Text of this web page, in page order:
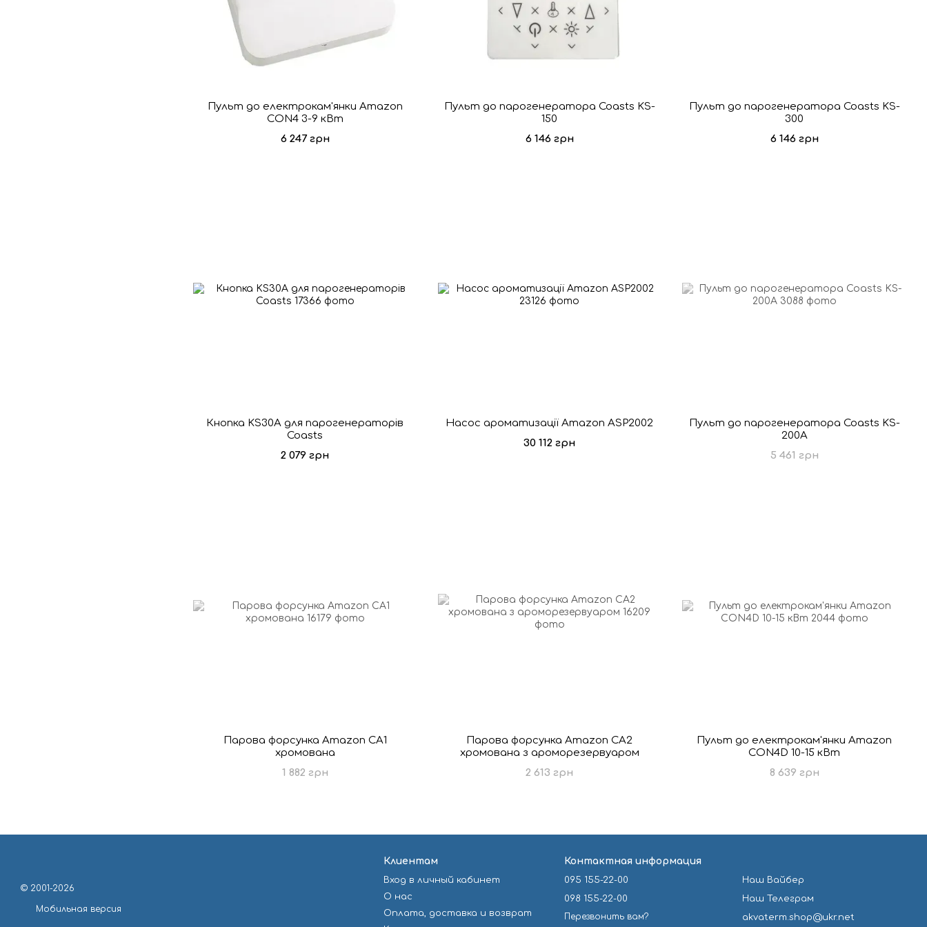
Пульт до електрокам'янки Amazon
CON4 3-9 кВт
6 247 грн
Пульт до парогенератора Coasts KS-
150
6 146 грн
Пульт до парогенератора Coasts KS-
300
6 146 грн
Кнопка KS30A для парогенераторів
Coasts
2 079 грн
Насос ароматизації Amazon ASP2002
30 112 грн
Пульт до парогенератора Coasts KS-
200A
5 461 грн
Парова форсунка Amazon CA1
хромована
1 882 грн
Парова форсунка Amazon CA2
хромована з ароморезервуаром
2 613 грн
Пульт до електрокам'янки Amazon
CON4D 10-15 кВт
8 639 грн
© 2001-2026
Мобильная версия
Клиентам
Вход в личный кабинет
О нас
Оплата, доставка и возврат
Контактная информация
095 155-22-00
098 155-22-00
Перезвонить вам?
Наш Вайбер
Наш Телеграм
akvaterm.shop@ukr.net